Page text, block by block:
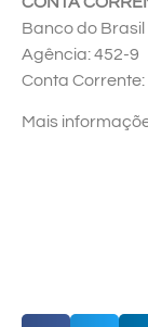
Banco do Brasil
Agência: 452-9
Conta Corrente:
Mais